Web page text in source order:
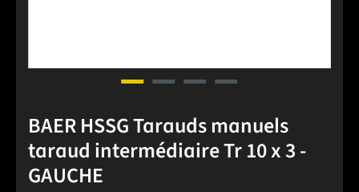
BAER HSSG Tarauds manuels
taraud intermédiaire Tr 10 x 3 -
GAUCHE